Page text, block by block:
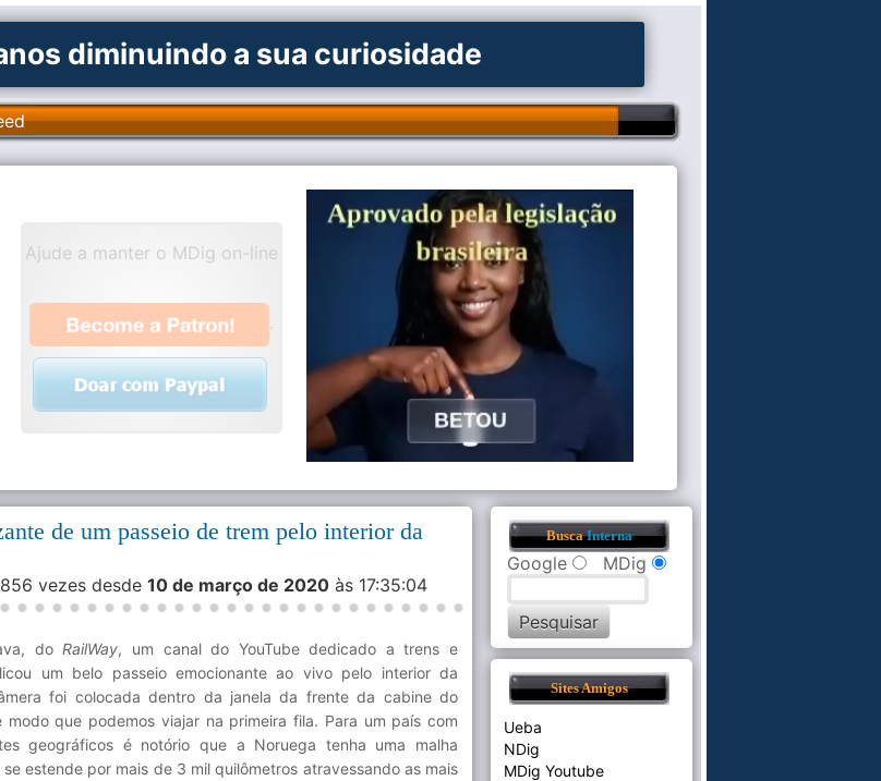
diminuindo a sua curiosidade
Ajude a manter o MDig on-line
.
de um passeio de trem pelo interior da
vezes desde 10 de março de 2020 às 17:35:04
doRailWay, um canal do YouTube dedicado a trens e
um belo passeio emocionante ao vivo pelo interior da
foi colocada dentro da janela da frente da cabine do
modo que podemos viajar na primeira fila. Para um país com
geográficos é notório que a Noruega tenha uma malha
estende por mais de 3 mil quilômetros atravessando as mais
BuscaInterna
Google MDig
Sites Amigos
Ueba
NDig
MDig Youtube